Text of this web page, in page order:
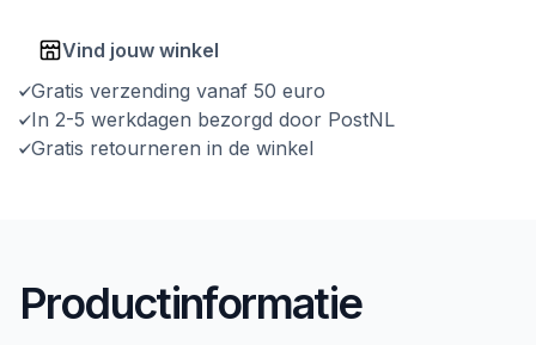
Vind jouw winkel
Gratis verzending vanaf 50 euro
In 2-5 werkdagen bezorgd door PostNL
Gratis retourneren in de winkel
Productinformatie